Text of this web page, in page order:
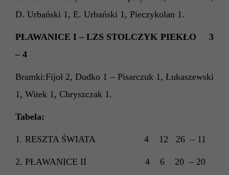
D. Urbański 1, E. Urbański 1, Pieczykolan 1.
PŁAWANICE I – LZS STOLCZYK PIEKŁO 3
– 4
Bramki:Fijoł 2, Dudko 1 – Pisarczuk 1, Łukaszewski
1, Witek 1, Chryszczak 1.
Tabela:
1. RESZTA ŚWIATA 4 12 26 – 11
2. PŁAWANICE II 4 6 20 – 20